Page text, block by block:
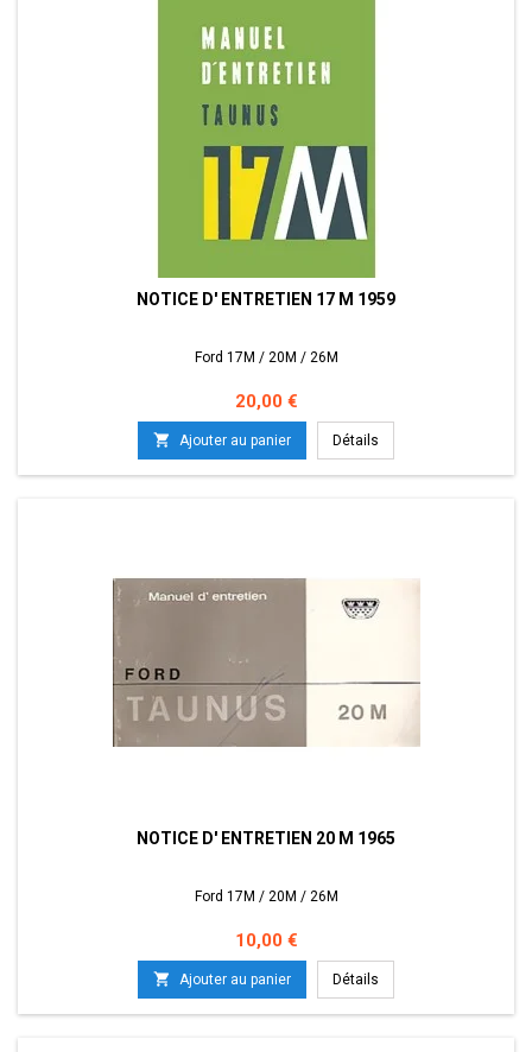
NOTICE D' ENTRETIEN 17 M 1959
Ford 17M / 20M / 26M
Prix
20,00 €
 Ajouter au panier Détails
NOTICE D' ENTRETIEN 20 M 1965
Ford 17M / 20M / 26M
Prix
10,00 €
 Ajouter au panier Détails